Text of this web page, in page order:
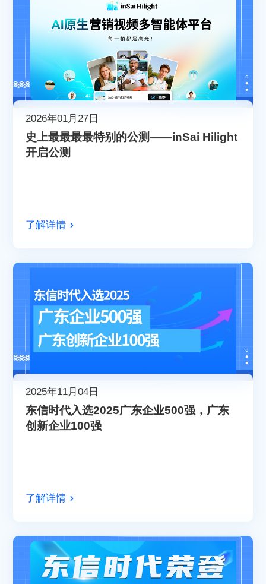
2026年01月27日
史上最最最最特别的公测——inSai Hilight
开启公测
了解详情
2025年11月04日
东信时代入选2025广东企业500强，广东
创新企业100强
了解详情